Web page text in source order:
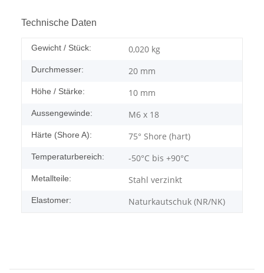
Technische Daten
Gewicht / Stück: 0,020 kg
Durchmesser: 20 mm
Höhe / Stärke: 10 mm
Aussengewinde: M6 x 18
Härte (Shore A): 75° Shore (hart)
Temperaturbereich: -50°C bis +90°C
Metallteile: Stahl verzinkt
Elastomer: Naturkautschuk (NR/NK)